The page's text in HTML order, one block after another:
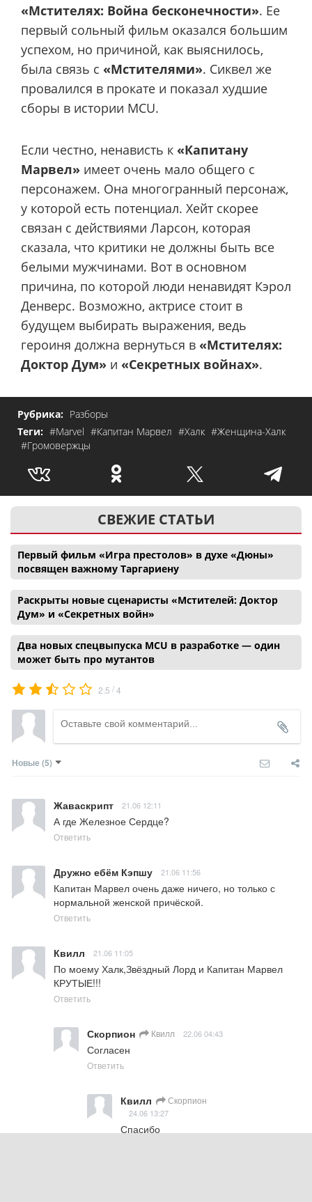
«Мстителях: Война бесконечности». Ее
первый сольный фильм оказался большим
успехом, но причиной, как выяснилось,
была связь с «Мстителями». Сиквел же
провалился в прокате и показал худшие
сборы в истории MCU.
Если честно, ненависть к «Капитану
Марвел» имеет очень мало общего с
персонажем. Она многогранный персонаж,
у которой есть потенциал. Хейт скорее
связан с действиями Ларсон, которая
сказала, что критики не должны быть все
белыми мужчинами. Вот в основном
причина, по которой люди ненавидят Кэрол
Денверс. Возможно, актрисе стоит в
будущем выбирать выражения, ведь
героиня должна вернуться в «Мстителях:
Доктор Дум» и «Секретных войнах».
Рубрика: Разборы
Теги: #Marvel #Капитан Марвел #Халк #Женщина-Халк
#Громовержцы
СВЕЖИЕ СТАТЬИ
Первый фильм «Игра престолов» в духе «Дюны»
посвящен важному Таргариену
Раскрыты новые сценаристы «Мстителей: Доктор
Дум» и «Секретных войн»
Два новых спецвыпуска MCU в разработке — один
может быть про мутантов
2.5 /4
Новые (5)
Жаваскрипт 21.06 12:11
А где Железное Сердце?
Ответить
Дружно ебём Кэпшу 21.06 11:56
Капитан Марвел очень даже ничего, но только с
нормальной женской причёской.
Ответить
Квилл 21.06 11:05
По моему Халк,Звёздный Лорд и Капитан Марвел
КРУТЫЕ!!!
Ответить
Скорпион Квилл 22.06 04:43
Согласен
Ответить
Квилл Скорпион
24.06 13:27
Спасибо